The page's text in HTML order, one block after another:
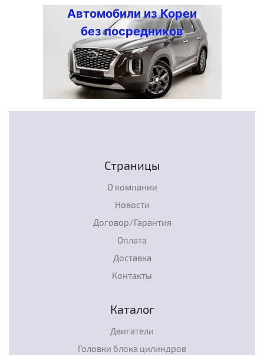
Автомобили из Кореи
без посредников
Страницы
О компании
Новости
Договор/Гарантия
Оплата
Доставка
Контакты
Каталог
Двигатели
Головки блока цилиндров